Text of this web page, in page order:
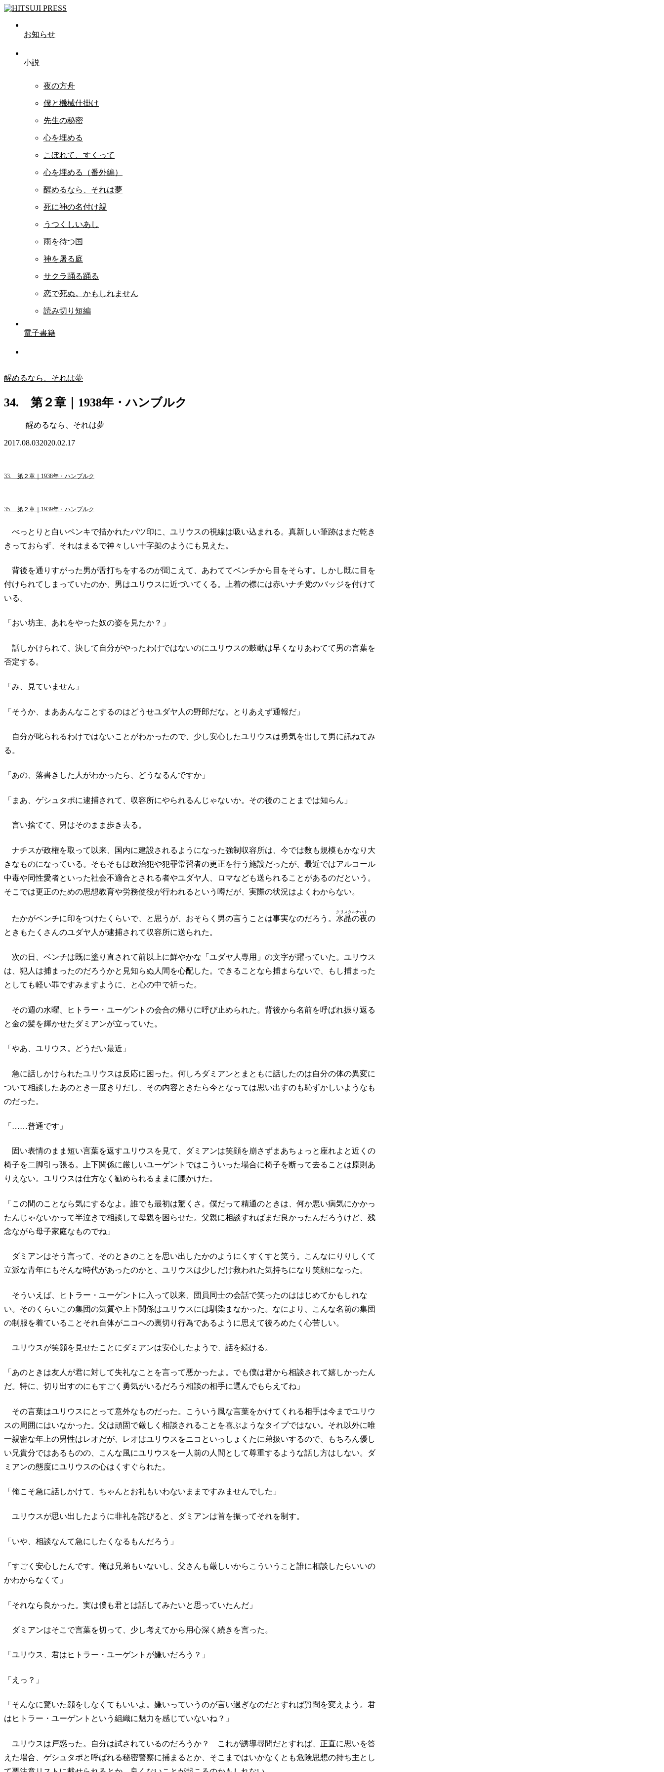
お知らせ
小説
夜の方舟
僕と機械仕掛け
先生の秘密
心を埋める
こぼれて、すくって
心を埋める（番外編）
醒めるなら、それは夢
死に神の名付け親
うつくしいあし
雨を待つ国
神を屠る庭
サクラ踊る踊る
恋で死ぬ。かもしれません
読み切り短編
電子書籍
醒めるなら、それは夢
34. 第２章｜1938年・ハンブルク
醒めるなら、それは夢
2017.08.032020.02.17
33. 第２章｜1938年・ハンブルク
35. 第２章｜1939年・ハンブルク
べっとりと白いペンキで描かれたバツ印に、ユリウスの視線は吸い込まれる。真新しい筆跡はまだ乾き
きっておらず、それはまるで神々しい十字架のようにも見えた。
背後を通りすがった男が舌打ちをするのが聞こえて、あわててベンチから目をそらす。しかし既に目を
付けられてしまっていたのか、男はユリウスに近づいてくる。上着の襟には赤いナチ党のバッジを付けて
いる。
「おい坊主、あれをやった奴の姿を見たか？」
話しかけられて、決して自分がやったわけではないのにユリウスの鼓動は早くなりあわてて男の言葉を
否定する。
「み、見ていません」
「そうか、まああんなことするのはどうせユダヤ人の野郎だな。とりあえず通報だ」
自分が叱られるわけではないことがわかったので、少し安心したユリウスは勇気を出して男に訊ねてみ
る。
「あの、落書きした人がわかったら、どうなるんですか」
「まあ、ゲシュタポに逮捕されて、収容所にやられるんじゃないか。その後のことまでは知らん」
言い捨てて、男はそのまま歩き去る。
ナチスが政権を取って以来、国内に建設されるようになった強制収容所は、今では数も規模もかなり大
きなものになっている。そもそもは政治犯や犯罪常習者の更正を行う施設だったが、最近ではアルコール
中毒や同性愛者といった社会不適合とされる者やユダヤ人、ロマなども送られることがあるのだという。
そこでは更正のための思想教育や労務使役が行われるという噂だが、実際の状況はよくわからない。
たかがベンチに印をつけたくらいで、と思うが、おそらく男の言うことは事実なのだろう。 水晶の夜
クリスタルナハト
の
ときもたくさんのユダヤ人が逮捕されて収容所に送られた。
次の日、ベンチは既に塗り直されて前以上に鮮やかな「ユダヤ人専用」の文字が躍っていた。ユリウス
は、犯人は捕まったのだろうかと見知らぬ人間を心配した。できることなら捕まらないで、もし捕まった
としても軽い罪ですみますように、と心の中で祈った。
その週の水曜、ヒトラー・ユーゲントの会合の帰りに呼び止められた。背後から名前を呼ばれ振り返る
と金の髪を輝かせたダミアンが立っていた。
「やあ、ユリウス。どうだい最近」
急に話しかけられたユリウスは反応に困った。何しろダミアンとまともに話したのは自分の体の異変に
ついて相談したあのとき一度きりだし、その内容ときたら今となっては思い出すのも恥ずかしいようなも
のだった。
「……普通です」
固い表情のまま短い言葉を返すユリウスを見て、ダミアンは笑顔を崩さずまあちょっと座れよと近くの
椅子を二脚引っ張る。上下関係に厳しいユーゲントではこういった場合に椅子を断って去ることは原則あ
りえない。ユリウスは仕方なく勧められるままに腰かけた。
「この間のことなら気にするなよ。誰でも最初は驚くさ。僕だって精通のときは、何か悪い病気にかかっ
たんじゃないかって半泣きで相談して母親を困らせた。父親に相談すればまだ良かったんだろうけど、残
念ながら母子家庭なものでね」
ダミアンはそう言って、そのときのことを思い出したかのようにくすくすと笑う。こんなにりりしくて
立派な青年にもそんな時代があったのかと、ユリウスは少しだけ救われた気持ちになり笑顔になった。
そういえば、ヒトラー・ユーゲントに入って以来、団員同士の会話で笑ったのははじめてかもしれな
い。そのくらいこの集団の気質や上下関係はユリウスには馴染まなかった。なにより、こんな名前の集団
の制服を着ていることそれ自体がニコへの裏切り行為であるように思えて後ろめたく心苦しい。
ユリウスが笑顔を見せたことにダミアンは安心したようで、話を続ける。
「あのときは友人が君に対して失礼なことを言って悪かったよ。でも僕は君から相談されて嬉しかったん
だ。特に、切り出すのにもすごく勇気がいるだろう相談の相手に選んでもらえてね」
その言葉はユリウスにとって意外なものだった。こういう風な言葉をかけてくれる相手は今までユリウ
スの周囲にはいなかった。父は頑固で厳しく相談されることを喜ぶようなタイプではない。それ以外に唯
一親密な年上の男性はレオだが、レオはユリウスをニコといっしょくたに弟扱いするので、もちろん優し
い兄貴分ではあるものの、こんな風にユリウスを一人前の人間として尊重するような話し方はしない。ダ
ミアンの態度にユリウスの心はくすぐられた。
「俺こそ急に話しかけて、ちゃんとお礼もいわないままですみませんでした」
ユリウスが思い出したように非礼を詫びると、ダミアンは首を振ってそれを制す。
「いや、相談なんて急にしたくなるもんだろう」
「すごく安心したんです。俺は兄弟もいないし、父さんも厳しいからこういうこと誰に相談したらいいの
かわからなくて」
「それなら良かった。実は僕も君とは話してみたいと思っていたんだ」
ダミアンはそこで言葉を切って、少し考えてから用心深く続きを言った。
「ユリウス、君はヒトラー・ユーゲントが嫌いだろう？」
「えっ？」
「そんなに驚いた顔をしなくてもいいよ。嫌いっていうのが言い過ぎなのだとすれば質問を変えよう。君
はヒトラー・ユーゲントという組織に魅力を感じていないね？」
ユリウスは戸惑った。自分は試されているのだろうか？ これが誘導尋問だとすれば、正直に思いを答
えた場合、ゲシュタポと呼ばれる秘密警察に捕まるとか、そこまではいかなくとも危険思想の持ち主とし